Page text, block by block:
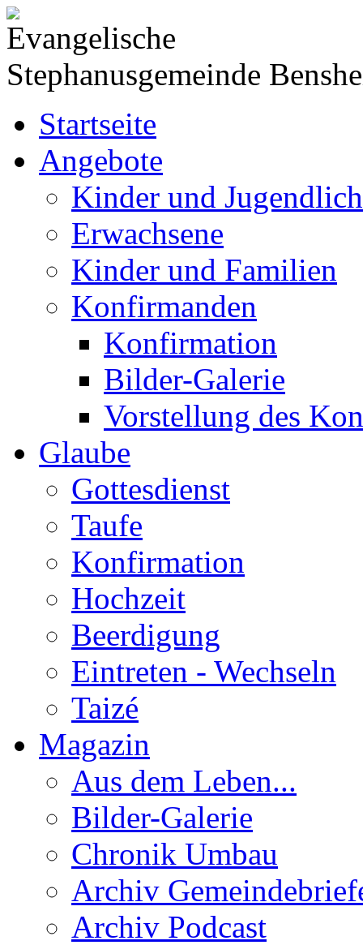
Evangelische
Stephanusgemeinde
Startseite
Angebote
Kinder und
Erwachsene
Kinder und Familien
Konfirmanden
Konfirmation
Bilder-Galerie
Vorstellung des
Glaube
Gottesdienst
Taufe
Konfirmation
Hochzeit
Beerdigung
Eintreten - Wechseln
Taizé
Magazin
Aus dem Leben...
Bilder-Galerie
Chronik Umbau
Archiv
Archiv Podcast